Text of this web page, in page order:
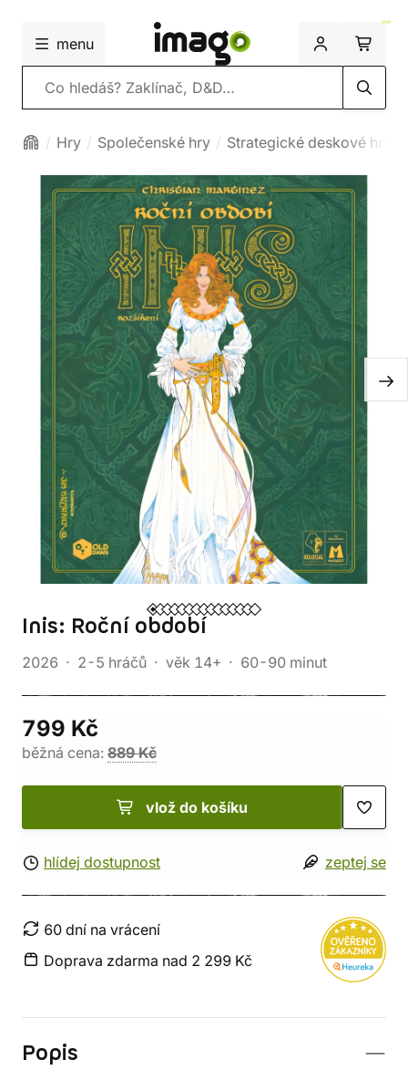
menu
Vyhledávání
Hry Společenské hry Strategické deskové hry
Inis: Roční období
2026 2-5 hráčů věk 14+ 60-90 minut
799 Kč
běžná cena: 889 Kč
vlož do košíku
hlídej dostupnost zeptej se
60 dní na vrácení
Doprava zdarma nad 2 299 Kč
Popis